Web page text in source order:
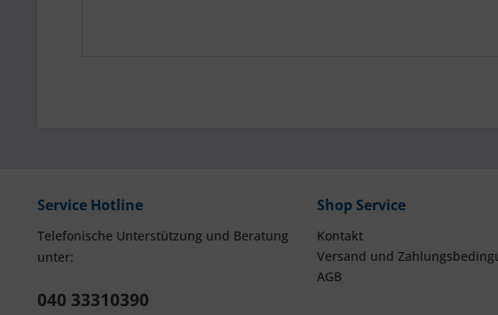
Service Hotline
Telefonische Unterstützung und Beratung
unter:
040 33310390
Shop Service
Kontakt
Versand und
AGB